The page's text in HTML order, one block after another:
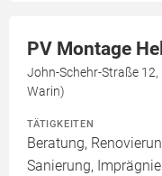
PV Montage
John-Schehr-Straße
Warin)
TÄTIGKEITEN
Beratung,
Sanierung,